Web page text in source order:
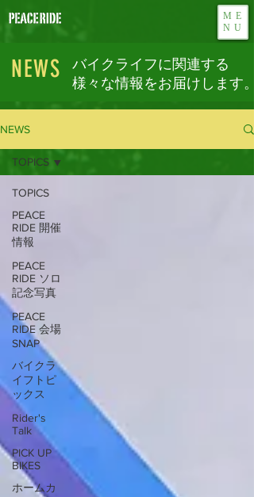
ME
NU
NEWS
バイクライフに関連する
様々な情報をお届けします。
NEWS
TOPICS
PEACE
RIDE 開催
情報
PEACE
RIDE ソロ
記念写真
PEACE
RIDE 会場
SNAP
バイクラ
イフトピ
ックス
Rider's
Talk
PICK UP
BIKES
ホームカ
TOPICS